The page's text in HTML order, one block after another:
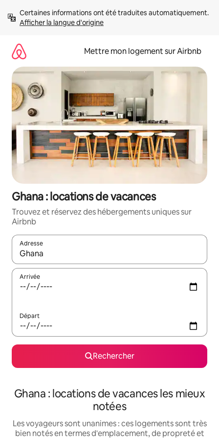
directement
Afficher la langue d'origine
Mettre mon logement sur Airbnb
Ghana : locations de vacances
Trouvez et réservez des hébergements uniques sur
Airbnb
Adresse
Lorsque les résultats s'affichent, utilisez les flèches vers le
Arrivée
Départ
Rechercher
Ghana : locations de vacances les mieux
notées
Les voyageurs sont unanimes : ces logements sont très
bien notés en termes d'emplacement, de propreté et